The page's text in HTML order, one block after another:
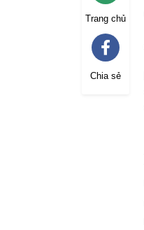
Trang chủ
Chia sẻ